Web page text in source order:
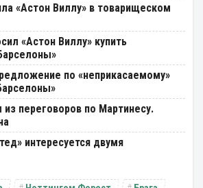
«Астон Виллу» в товарищеском
«Астон Виллу» купить
по «неприкасаемому»
переговоров по Мартинесу.
интересуется двумя